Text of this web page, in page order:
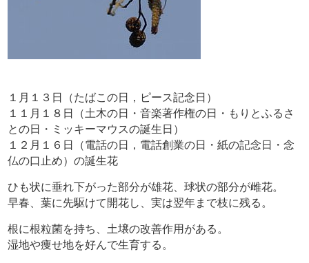
１月１３日（たばこの日，ピース記念日）
１１月１８日（土木の日・音楽著作権の日・もりとふるさ
との日・ミッキーマウスの誕生日）
１２月１６日（電話の日，電話創業の日・紙の記念日・念
仏の口止め）の誕生花
ひも状に垂れ下がった部分が雄花、球状の部分が雌花。
早春、葉に先駆けて開花し、実は翌年まで枝に残る。
根に根粒菌を持ち、土壌の改善作用がある。
湿地や痩せ地を好んで生育する。